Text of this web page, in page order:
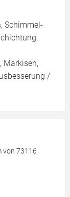
Schimmel-
Markisen,
/
von 73116